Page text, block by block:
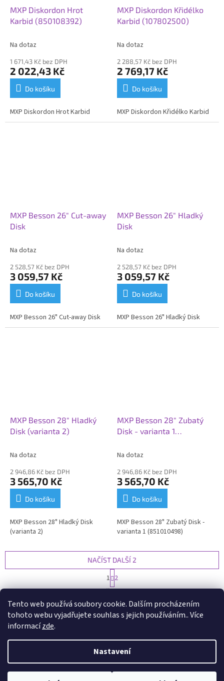
Tento web používá soubory cookie. Dalším procházením
tohoto webu vyjadřujete souhlas s jejich používáním.. Více
informacízde.
Nastavení
MXP Diskordon Hrot
Karbid (850108392)
Na dotaz
1 671,43 Kč bez DPH
2 022,43 Kč
Do košíku
MXP Diskordon Hrot Karbid
MXP Diskordon Křidélko
Karbid (107802500)
Na dotaz
2 288,57 Kč bez DPH
2 769,17 Kč
Do košíku
MXP Diskordon Křidélko Karbid
MXP Besson 26" Cut-away
Disk
Na dotaz
2 528,57 Kč bez DPH
3 059,57 Kč
Do košíku
MXP Besson 26" Cut-away Disk
MXP Besson 26" Hladký
Disk
Na dotaz
2 528,57 Kč bez DPH
3 059,57 Kč
Do košíku
MXP Besson 26" Hladký Disk
MXP Besson 28" Hladký
Disk (varianta 2)
Na dotaz
2 946,86 Kč bez DPH
3 565,70 Kč
Do košíku
MXP Besson 28" Hladký Disk
(varianta 2)
MXP Besson 28" Zubatý
Disk - varianta 1
Na dotaz
2 946,86 Kč bez DPH
3 565,70 Kč
Do košíku
MXP Besson 28" Zubatý Disk -
varianta 1 (851010498)
O
l
á
c
í
p
r
NAČÍST DALŠÍ 2
t
r
n
k
á
n
1 2
14položek celkem
NAHORU
Vytvořil Shoptet